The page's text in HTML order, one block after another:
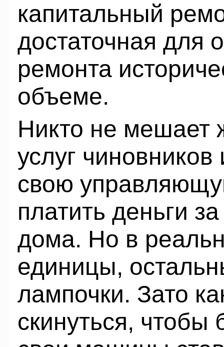
капитальный
достаточная для
ремонта
объеме.
Никто не мешает
услуг
свою
платить деньги
дома. Но в
единицы,
лампочки. Зато
скинуться, чтобы